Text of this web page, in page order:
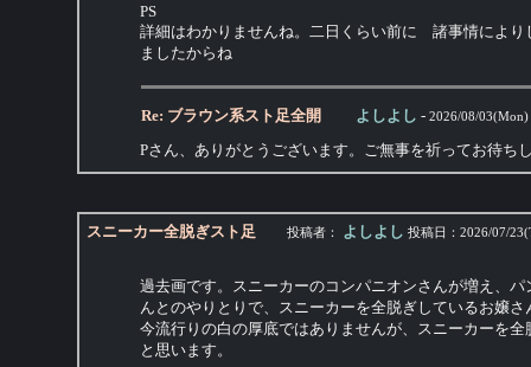
PS
詳細はわかりませんね。二日くらい前に 諸事情によ
ましたからね
Re: ブラウン系スト足全開 よしよし - 2026/08/03(Mon)
Pさん、ありがとうございます。ご無事を祈ってお待ち
スニーカー全脱ぎスト足 投稿者： よしよし 投稿日： 2026/07/
過去画です。スニーカーのコンパニオンさんが増え、
んとのやりとりで、スニーカーを全脱ぎしているお嬢
今流行りの白の厚底ではありませんが、スニーカーを
と思います。